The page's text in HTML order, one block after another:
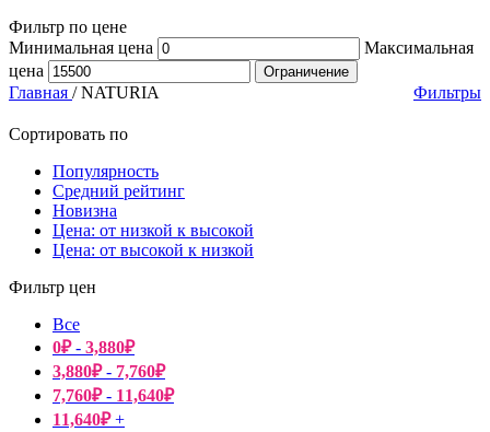
Фильтр по цене
Минимальная цена
Максимальная
цена
Ограничение
Главная / NATURIA Фильтры
Сортировать по
Популярность
Средний рейтинг
Новизна
Цена: от низкой к высокой
Цена: от высокой к низкой
Фильтр цен
Все
0₽- 3,880₽
3,880₽- 7,760₽
7,760₽- 11,640₽
11,640₽+